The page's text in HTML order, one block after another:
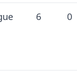
6 0